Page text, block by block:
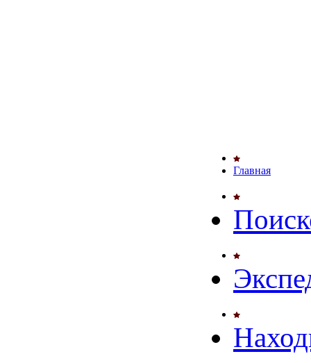
Главная